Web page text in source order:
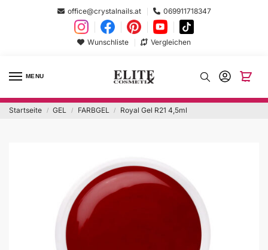
office@crystalnails.at 069911718347
Wunschliste Vergleichen
MENU
Startseite / GEL / FARBGEL / Royal Gel R21 4,5ml